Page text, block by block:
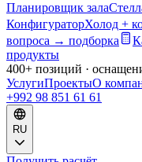
Планировщик зала
КонфигураторХолод +
вопроса → подборка
продукты
400+ позиций ·
УслугиПроектыО
+992 98 851 61 61
RU